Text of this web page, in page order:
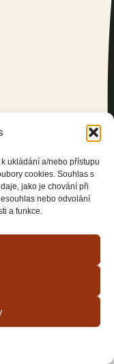
ukládání a/nebo přístupu
cookies. Souhlas s
jako je chování při
nebo odvolání
a funkce.